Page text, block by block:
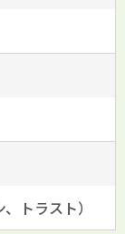
トラスト）